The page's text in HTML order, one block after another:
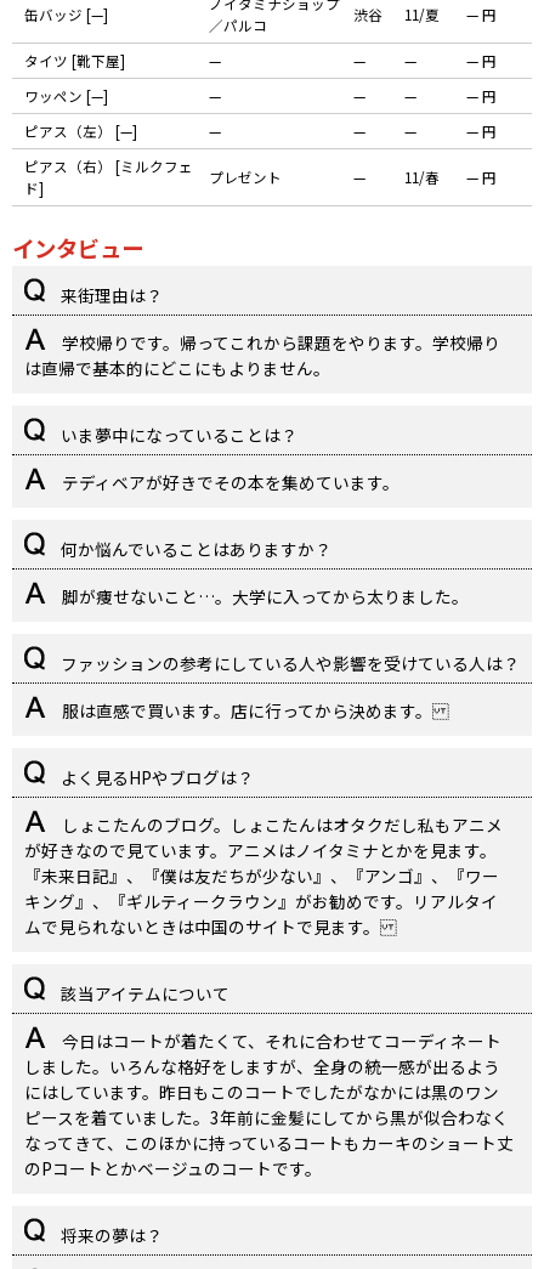
缶バッジ [—]
／パルコ
渋谷 11/夏 — 円
タイツ [靴下屋] — — —
— 円
ワッペン [—]
— — —
— 円
ピアス（左） [—]
— — —
— 円
ピアス（右） [ミルクフェ
ド]
プレゼント — 11/春 — 円
インタビュー
来街理由は？
学校帰りです。帰ってこれから課題をやります。学校帰り
は直帰で基本的にどこにもよりません。
いま夢中になっていることは？
テディベアが好きでその本を集めています。
何か悩んでいることはありますか？
脚が痩せないこと…。大学に入ってから太りました。
ファッションの参考にしている人や影響を受けている人は？
服は直感で買います。店に行ってから決めます。
よく見るHPやブログは？
しょこたんのブログ。しょこたんはオタクだし私もアニメ
が好きなので見ています。アニメはノイタミナとかを見ます。
『未来日記』、『僕は友だちが少ない』、『アンゴ』、『ワー
キング』、『ギルティークラウン』がお勧めです。リアルタイ
ムで見られないときは中国のサイトで見ます。
該当アイテムについて
今日はコートが着たくて、それに合わせてコーディネート
しました。いろんな格好をしますが、全身の統一感が出るよう
にはしています。昨日もこのコートでしたがなかには黒のワン
ピースを着ていました。3年前に金髪にしてから黒が似合わなく
なってきて、このほかに持っているコートもカーキのショート丈
のPコートとかベージュのコートです。
将来の夢は？